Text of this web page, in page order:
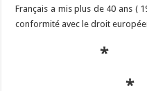
Français a mis plus de 40 ans (
conformité avec le droit
*